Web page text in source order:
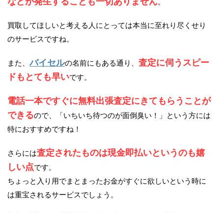
買取してほしいと考える人にとっては本当に至れり尽くせり
のサービスですね。
また、バイセルの名前にもある通り、 査定に伺うスピー
ドもとても早いです。
電話一本ですぐに無料出張査定にきてもらうことが
できるので、「いちいち待つのが面倒臭い！」という方には
特におすすめですね！
さらには査定されたものは現金即払いというのも嬉
しい点です。
ちょっと入り用でまとまったお金がすぐに欲しいという時に
は重宝されるサービスでしょう。